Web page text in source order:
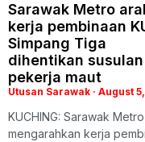
Sarawak Metro
kerja pembinaan
Simpang Tiga
dihentikan susulan
pekerja maut
Utusan Sarawak August
KUCHING: Sarawak Metro
mengarahkan kerja